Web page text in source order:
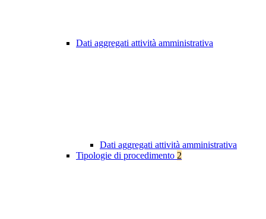
Dati aggregati attività amministrativa
Dati aggregati attività amministrativa
Tipologie di procedimento 2